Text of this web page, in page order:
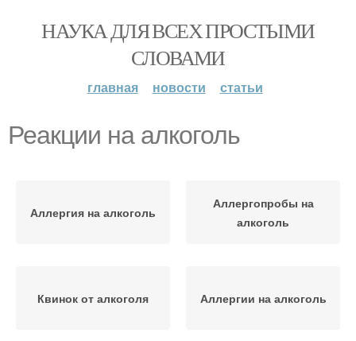
НАУКА ДЛЯ ВСЕХ ПРОСТЫМИ
СЛОВАМИ
главная новости статьи
Реакции на алкоголь
Аллергия на алкоголь
Аллергопробы на
алкоголь
Квинок от алкоголя Аллергии на алкоголь